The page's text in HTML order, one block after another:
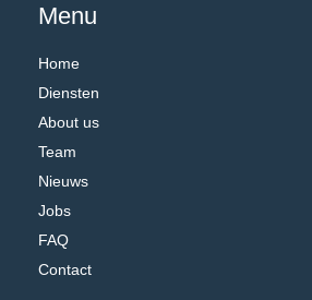
Menu
Home
Diensten
About us
Team
Nieuws
Jobs
FAQ
Contact